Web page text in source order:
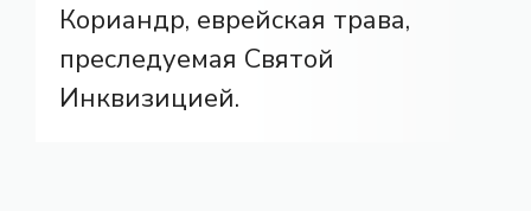
Кориандр, еврейская трава,
преследуемая Святой
Инквизицией.